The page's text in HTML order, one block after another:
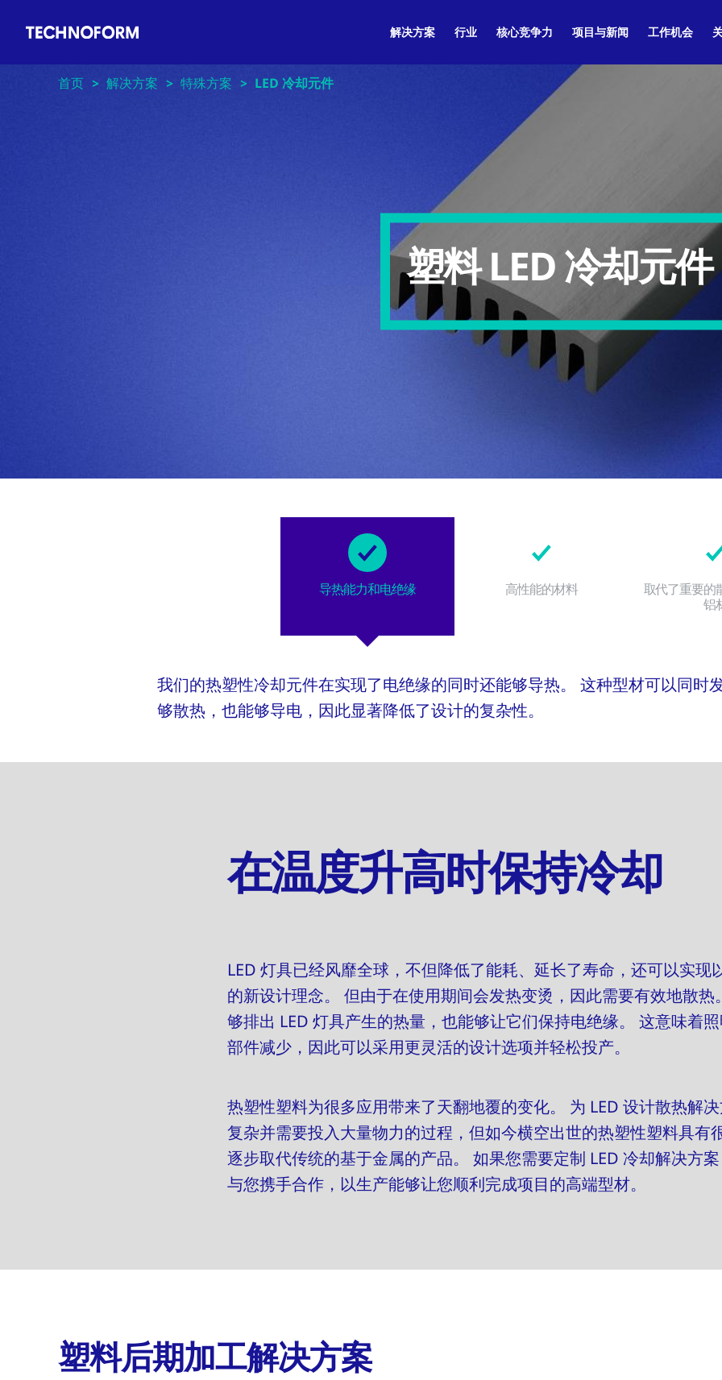
navigation
解决方案 行业 核心竞争力 项目与新闻 工作机会
首页 解决方案 特殊方案 LED 冷却元件
塑料 LED 冷却元件
导热能力和电绝缘 高性能的材料
取代了重要
铝
我们的热塑性冷却元件在实现了电绝缘的同时还能够导热。 这种型材可以同时
够散热，也能够导电，因此显著降低了设计的复杂性。
在温度升高时保持冷却
LED 灯具已经风靡全球，不但降低了能耗、延长了寿命，还可以实现
的新设计理念。 但由于在使用期间会发热变烫，因此需要有效地散热
够排出 LED 灯具产生的热量，也能够让它们保持电绝缘。 这意味着
部件减少，因此可以采用更灵活的设计选项并轻松投产。
热塑性塑料为很多应用带来了天翻地覆的变化。 为 LED 设计散热解
复杂并需要投入大量物力的过程，但如今横空出世的热塑性塑料具有
逐步取代传统的基于金属的产品。 如果您需要定制 LED 冷却解决方
与您携手合作，以生产能够让您顺利完成项目的高端型材。
塑料后期加工解决方案